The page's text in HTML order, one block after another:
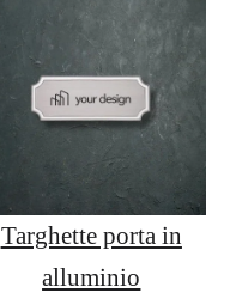
Targhette porta in
alluminio